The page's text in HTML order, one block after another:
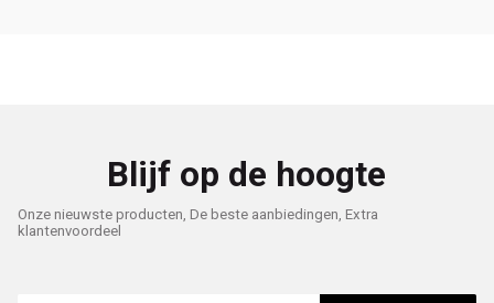
Blijf op de hoogte
Onze nieuwste producten, De beste aanbiedingen, Extra
klantenvoordeel